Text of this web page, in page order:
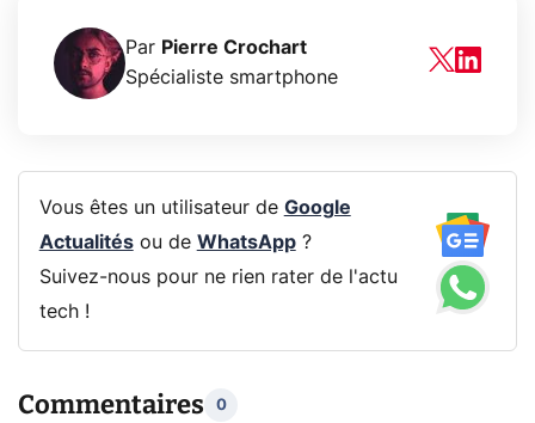
Par Pierre Crochart
Spécialiste smartphone
Vous êtes un utilisateur de Google
Actualitésou de WhatsApp?
Suivez-nous pour ne rien rater de l'actu
tech !
Commentaires 0